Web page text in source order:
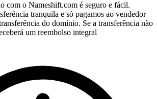
com o Nameshift.com é seguro e fácil.
tranquila e só pagamos ao vendedor
do domínio. Se a transferência não
um reembolso integral